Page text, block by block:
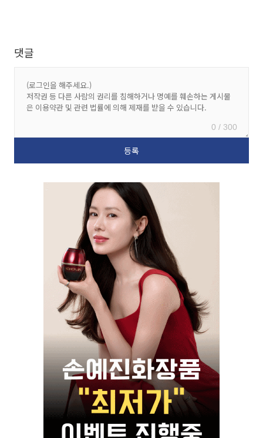
댓글
0 / 300